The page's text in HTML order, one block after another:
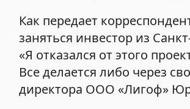
Как передает
заняться инвестор из
«Я отказался от этого
Все делается либо через
директора ООО «Лигоф»